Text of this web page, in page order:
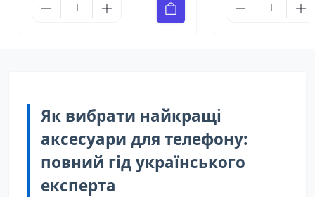
Як вибрати найкращі
аксесуари для телефону:
повний гід українського
експерта